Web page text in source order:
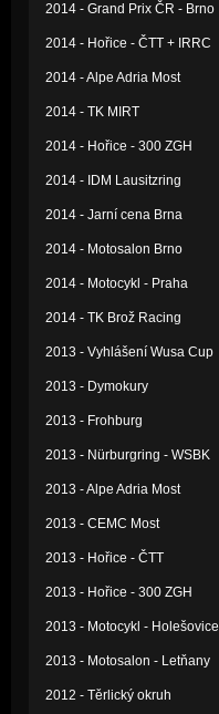
2014 - Grand Prix ČR - Brno
2014 - Hořice - ČTT + IRRC
2014 - Alpe Adria Most
2014 - TK MIRT
2014 - Hořice - 300 ZGH
2014 - IDM Lausitzring
2014 - Jarní cena Brna
2014 - Motosalon Brno
2014 - Motocykl - Praha
2014 - TK Brož Racing
2013 - Vyhlášení Wusa Cup
2013 - Dymokury
2013 - Frohburg
2013 - Nürburgring - WSBK
2013 - Alpe Adria Most
2013 - CEMC Most
2013 - Hořice - ČTT
2013 - Hořice - 300 ZGH
2013 - Motocykl - Holešovice
2013 - Motosalon - Letňany
2012 - Těrlický okruh